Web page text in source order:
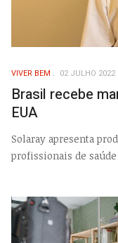
VIVER BEM 02 JULHO 2022
Brasil recebe
EUA
Solaray apresenta
profissionais de saúde